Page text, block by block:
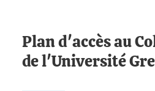
Plan d'accès au
de l'Université